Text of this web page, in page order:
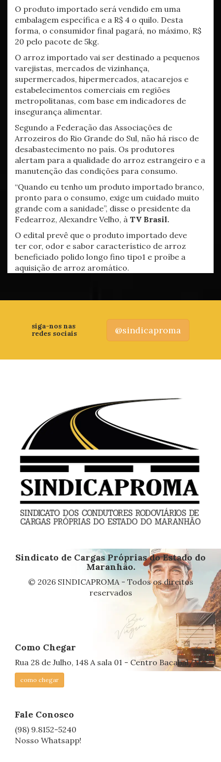
O produto importado será vendido em uma
embalagem específica e a R$ 4 o quilo. Desta
forma, o consumidor final pagará, no máximo, R$
20 pelo pacote de 5kg.
O arroz importado vai ser destinado a pequenos
varejistas, mercados de vizinhança,
supermercados, hipermercados, atacarejos e
estabelecimentos comerciais em regiões
metropolitanas, com base em indicadores de
insegurança alimentar.
Segundo a Federação das Associações de
Arrozeiros do Rio Grande do Sul, não há risco de
desabastecimento no país. Os produtores
alertam para a qualidade do arroz estrangeiro e a
manutenção das condições para consumo.
“Quando eu tenho um produto importado branco,
pronto para o consumo, exige um cuidado muito
grande com a sanidade”, disse o presidente da
Fedearroz, Alexandre Velho, à TV Brasil.
O edital prevê que o produto importado deve
ter cor, odor e sabor característico de arroz
beneficiado polido longo fino tipo1 e proíbe a
aquisição de arroz aromático.
siga-nos nas
redes sociais
@sindicaproma
Sindicato de Cargas Próprias do Estado do
Maranhão.
© 2026 SINDICAPROMA - Todos os direitos
reservados
Como Chegar
Rua 28 de Julho, 148 A sala 01 - Centro Bacabal/MA
como chegar
Fale Conosco
(98) 9.8152-5240
Nosso Whatsapp!